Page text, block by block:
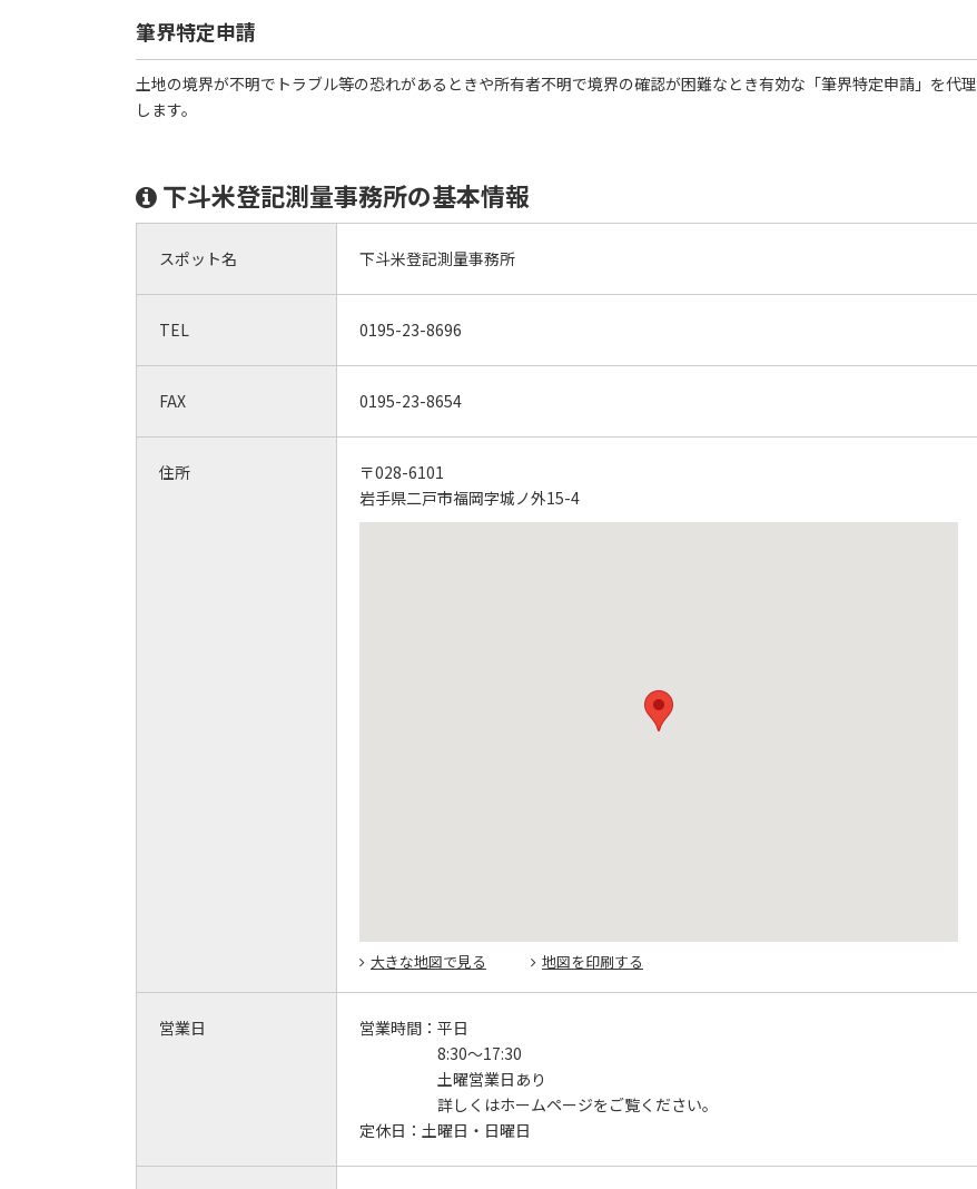
筆界特定申請
土地の境界が不明でトラブル等の恐れがあるときや所有者不明で境界の確認が困難なとき有効な「筆界特定申請」を代理
します。
下斗米登記測量事務所の基本情報
スポット名 下斗米登記測量事務所
TEL 0195-23-8696
FAX 0195-23-8654
住所
〒028-6101
岩手県二戸市福岡字城ノ外15-4
大きな地図で見る 地図を印刷する
営業日 営業時間： 平日
8:30～17:30
土曜営業日あり
詳しくはホームページをご覧ください。
定休日： 土曜日・日曜日